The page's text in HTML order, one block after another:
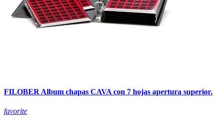
FILOBER Album chapas CAVA con 7 hojas apertura superior.
favorite